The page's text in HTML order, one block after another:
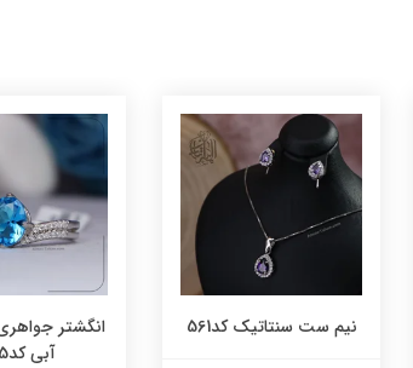
نیم ست سنتاتیک کد561
انگشتر
آبی کد565